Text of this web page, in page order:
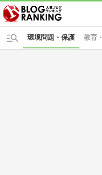
教育
環境問題・保護